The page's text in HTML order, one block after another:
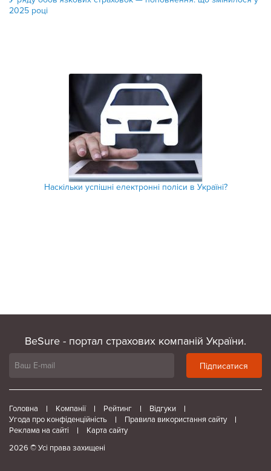
2025 році
Наскільки успішні електронні поліси в Україні?
BeSure - портал страхових компаній України.
Підписатися
Головна Компанії Рейтинг
Відгуки
Угода про конфіденційність
Правила використання сайту
Реклама на сайті
Карта сайту
2026 © Усі права захищені